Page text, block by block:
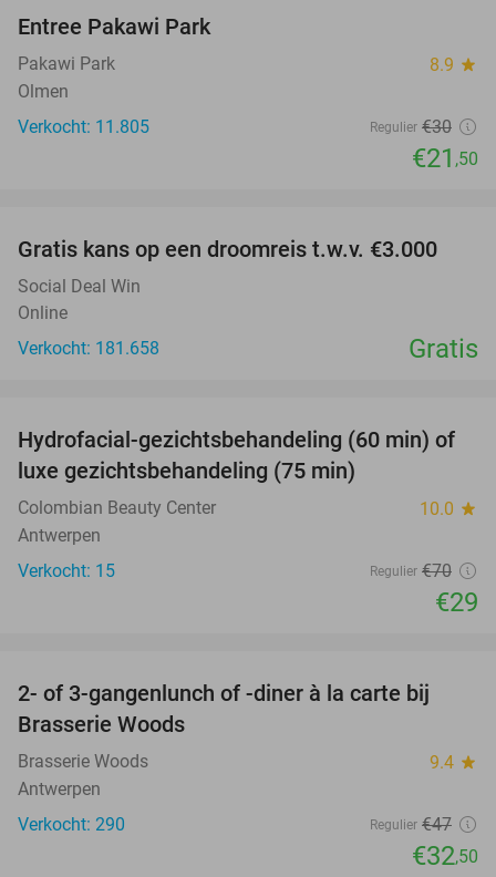
Entree Pakawi Park
Pakawi Park 8.9 star
Olmen
Verkocht: 11.805
Regulier €30
€21 ,50
Gratis kans op een droomreis t.w.v. €3.000
Social Deal Win
Online
Verkocht: 181.658
Gratis
59%
Hydrofacial-gezichtsbehandeling (60 min) of
luxe gezichtsbehandeling (75 min)
Colombian Beauty Center 10.0 star
Antwerpen
Verkocht: 15
Regulier €70
€29
31%
2- of 3-gangenlunch of -diner à la carte bij
Brasserie Woods
Brasserie Woods 9.4 star
Antwerpen
Verkocht: 290
Regulier €47
€32,50